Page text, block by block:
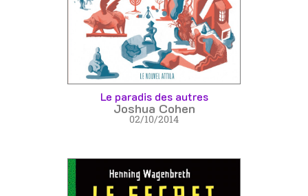
Le paradis des autres
Joshua Cohen
02/10/2014